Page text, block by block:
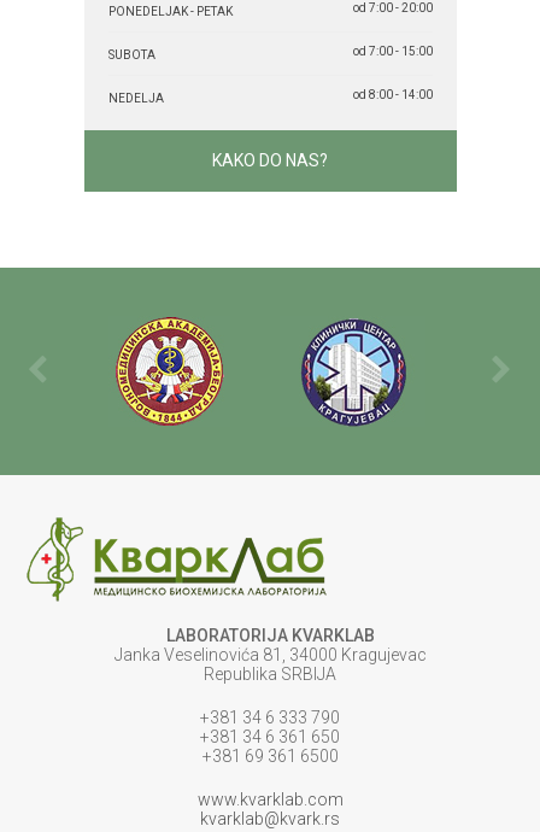
PONEDELJAK - PETAK od 7:00 - 20:00
SUBOTA od 7:00 - 15:00
NEDELJA od 8:00 - 14:00
KAKO DO NAS?
LABORATORIJA KVARKLAB
Janka Veselinovića 81, 34000 Kragujevac
Republika SRBIJA
+381 34 6 333 790
+381 34 6 361 650
+381 69 361 6500
www.kvarklab.com
kvarklab@kvark.rs